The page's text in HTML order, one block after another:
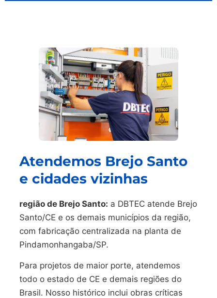
Atendemos Brejo Santo
e cidades vizinhas
região de Brejo Santo: a DBTEC atende Brejo
Santo/CE e os demais municípios da região,
com fabricação centralizada na planta de
Pindamonhangaba/SP.
Para projetos de maior porte, atendemos
todo o estado de CE e demais regiões do
Brasil. Nosso histórico inclui obras críticas